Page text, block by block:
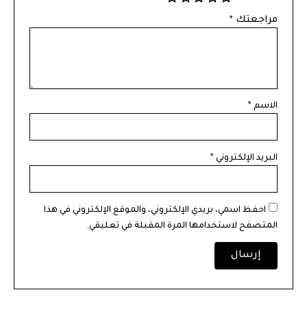
مراجعتك *
الاسم *
البريد الإلكتروني *
احفظ اسمي، بريدي الإلكتروني، والموقع الإلكتروني في هذا
المتصفح لاستخدامها المرة المقبلة في تعليقي.